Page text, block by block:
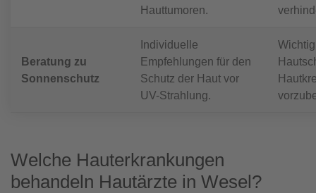
Hauttumoren.
Beratung zu
Sonnenschutz
Individuelle
Empfehlungen für den
Schutz der Haut vor
UV-Strahlung.
Welche Hauterkrankungen
behandeln Hautärzte in Wesel?